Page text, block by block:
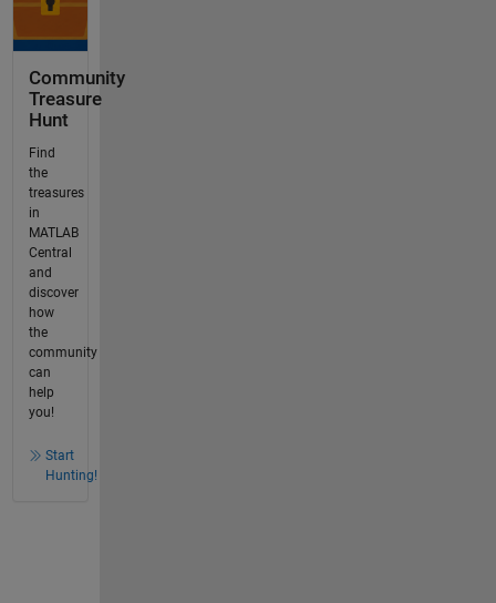
Community
Treasure
Hunt
Find
the
treasures
in
MATLAB
Central
and
discover
how
the
community
can
help
you!
Start
Hunting!